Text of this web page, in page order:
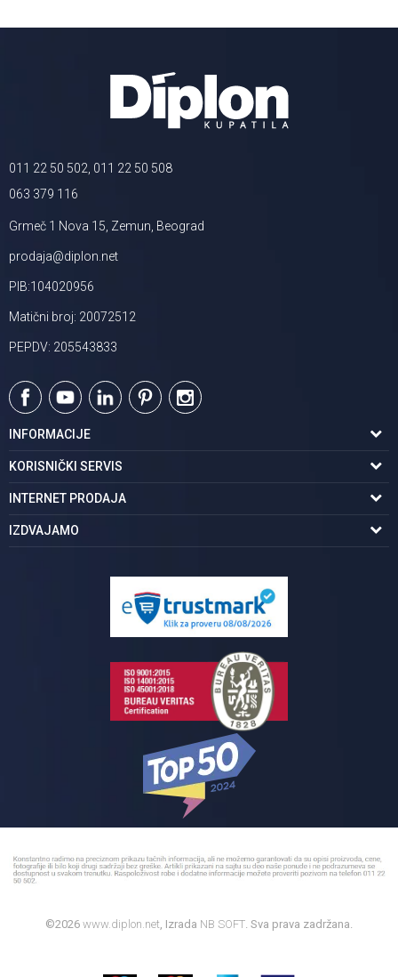
011 22 50 502, 011 22 50 508
063 379 116
Grmeč 1 Nova 15, Zemun, Beograd
prodaja@diplon.net
PIB:104020956
Matični broj: 20072512
PEPDV: 205543833
INFORMACIJE
O nama
Podaci o trgovcu
Karijera | postani deo tima
KORISNIČKI SERVIS
Uslovi korišćenja
Politika privatnosti
INTERNET PRODAJA
Kako kupiti
IZDVAJAMO
Pločice za kupatilo
©2026 www.diplon.net , Izrada NB SOFT . Sva prava zadržana.